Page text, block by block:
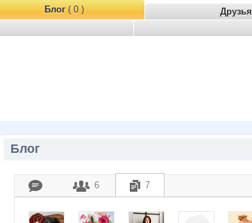
Блог( 0 ) Друзья
Блог
6 7